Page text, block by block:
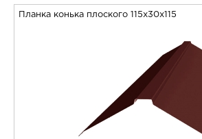
Планка конька плоского 115х30х115